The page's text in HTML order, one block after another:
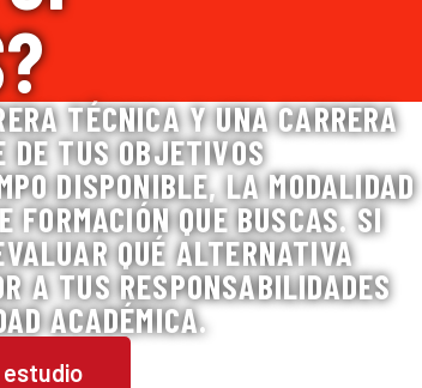
TÉCNICA Y UNA CARRERA
DE TUS OBJETIVOS
DISPONIBLE, LA MODALIDAD
FORMACIÓN QUE BUSCAS. SI
QUÉ ALTERNATIVA
A TUS RESPONSABILIDADES
ACADÉMICA.